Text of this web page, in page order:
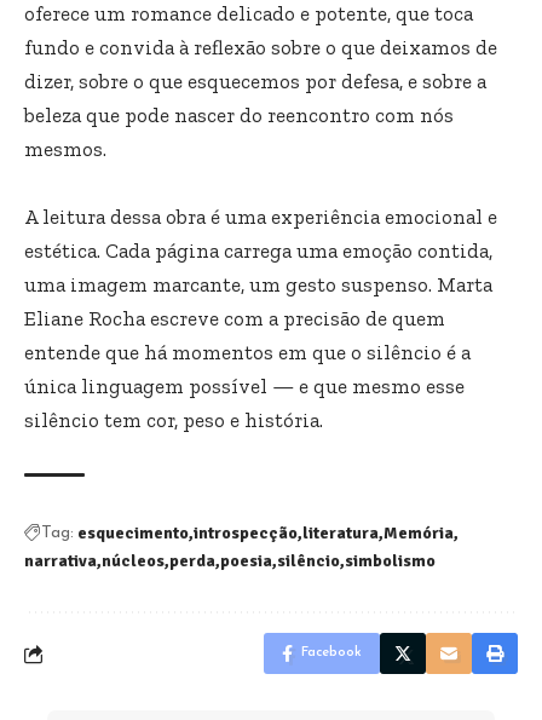
oferece um romance delicado e potente, que toca
fundo e convida à reflexão sobre o que deixamos de
dizer, sobre o que esquecemos por defesa, e sobre a
beleza que pode nascer do reencontro com nós
mesmos.
A leitura dessa obra é uma experiência emocional e
estética. Cada página carrega uma emoção contida,
uma imagem marcante, um gesto suspenso. Marta
Eliane Rocha escreve com a precisão de quem
entende que há momentos em que o silêncio é a
única linguagem possível — e que mesmo esse
silêncio tem cor, peso e história.
Tag: esquecimento introspecção literatura Memória
narrativa núcleos perda poesia silêncio simbolismo
Facebook